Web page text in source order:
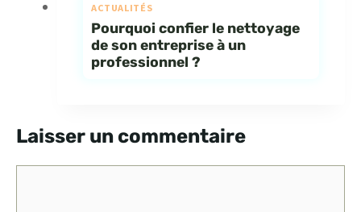
ACTUALITÉS
Pourquoi confier le nettoyage
de son entreprise à un
professionnel ?
Laisser un commentaire